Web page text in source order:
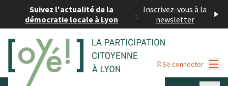
Suivez l'actualité de la
démocratie locale à Lyon
- Inscrivez-vous à la
newsletter
Se connecter